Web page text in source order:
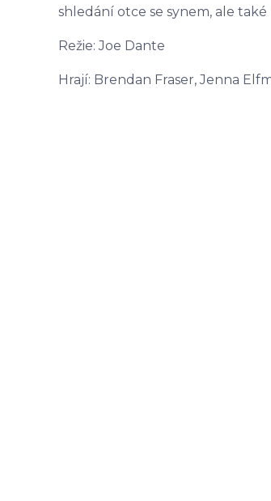
shledání otce se synem, ale
Režie: Joe Dante
Hrají: Brendan Fraser, Jenna